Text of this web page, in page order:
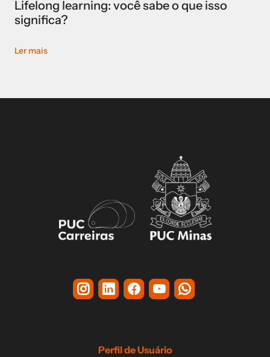
Lifelong learning: você sabe o que isso
significa?
Ler mais
Perfil de Usuário